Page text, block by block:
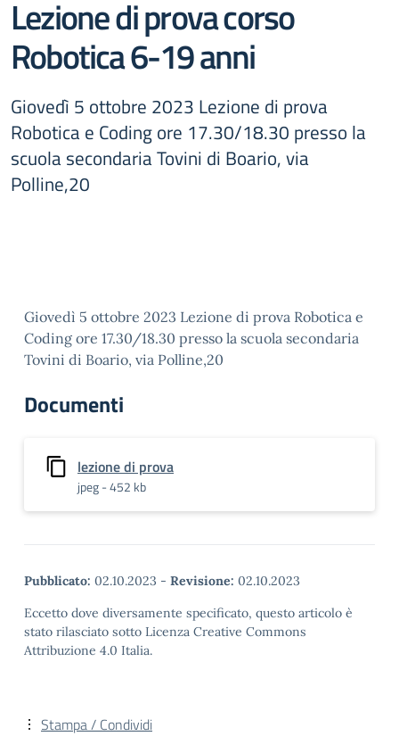
Lezione di prova corso
Robotica 6-19 anni
Giovedì 5 ottobre 2023 Lezione di prova
Robotica e Coding ore 17.30/18.30 presso la
scuola secondaria Tovini di Boario, via
Polline,20
Giovedì 5 ottobre 2023 Lezione di prova Robotica e
Coding ore 17.30/18.30 presso la scuola secondaria
Tovini di Boario, via Polline,20
Documenti
lezione di prova
jpeg - 452 kb
Pubblicato: 02.10.2023 - Revisione: 02.10.2023
Eccetto dove diversamente specificato, questo articolo è
stato rilasciato sotto Licenza Creative Commons
Attribuzione 4.0 Italia.
Stampa / Condividi